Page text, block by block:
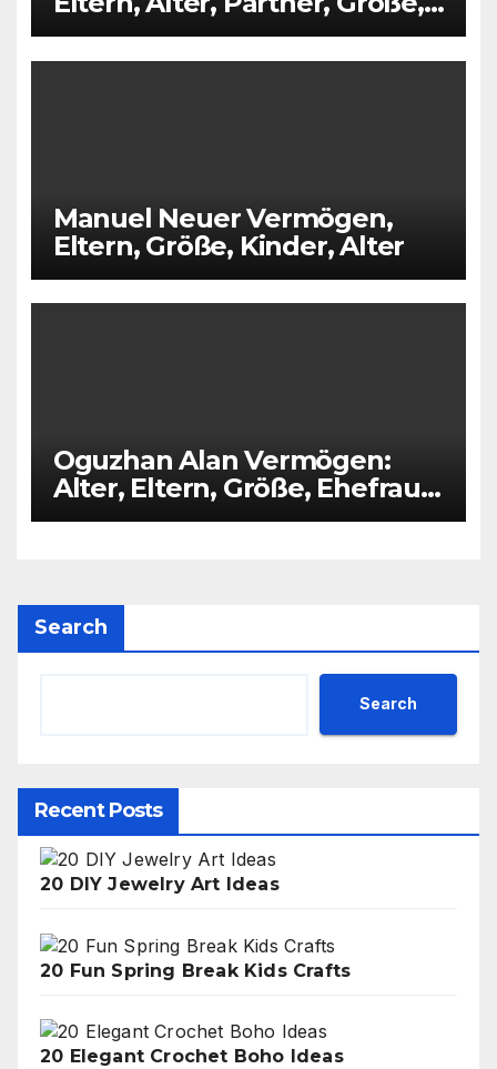
Kinder
Manuel Neuer Vermögen,
Eltern, Größe, Kinder, Alter
Oguzhan Alan Vermögen:
Alter, Eltern, Größe, Ehefrau,
Kinder
Search
Search
Recent Posts
20 DIY Jewelry Art Ideas
20 Fun Spring Break Kids Crafts
20 Elegant Crochet Boho Ideas